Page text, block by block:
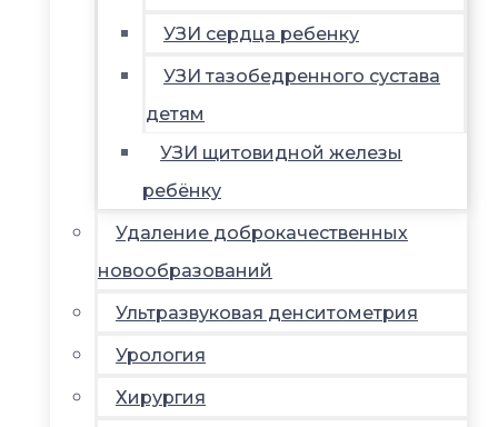
УЗИ сердца ребенку
УЗИ тазобедренного сустава
детям
УЗИ щитовидной железы
ребёнку
Удаление доброкачественных
новообразований
Ультразвуковая денситометрия
Урология
Хирургия